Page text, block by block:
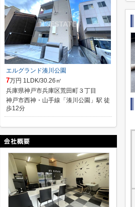
エルグランド湊川公園
7万円 1LDK/30.26㎡
兵庫県神戸市兵庫区荒田町３丁目
神戸市西神・山手線「湊川公園」駅 徒
歩12分